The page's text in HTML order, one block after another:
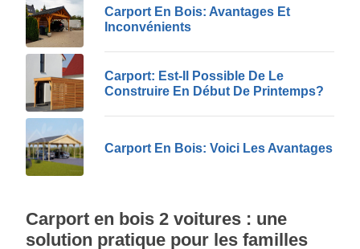
structure et le design de ce que vous regardez
mais que vous avez d'autres idées en tête,
allez-y. Nous sommes également toujours
disponibles pour une consultation au
0366320827.
Carport En Bois: Avantages Et
Inconvénients
Carport: Est-Il Possible De Le
Construire En Début De Printemps?
Carport En Bois: Voici Les Avantages
Carport en bois 2 voitures : une
solution pratique pour les familles